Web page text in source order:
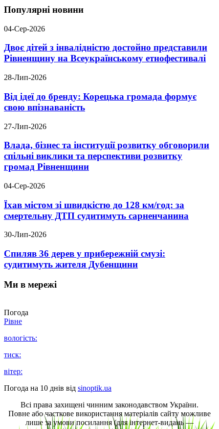
Популярні новини
04-Сер-2026
Двоє дітей з інвалідністю достойно представили
Рівненщину на Всеукраїнському етнофестивалі
28-Лип-2026
Від ідеї до бренду: Корецька громада формує
свою впізнаваність
27-Лип-2026
Влада, бізнес та інституції розвитку обговорили
спільні виклики та перспективи розвитку
громад Рівненщини
04-Сер-2026
Їхав містом зі швидкістю до 128 км/год: за
смертельну ДТП судитимуть сарненчанина
30-Лип-2026
Спиляв 36 дерев у прибережній смузі:
судитимуть жителя Дубенщини
Ми в мережі
Погода
Рівне
вологість:
тиск:
вітер:
Погода на 10 днів від sinoptik.ua
Всі права захищені чинним законодавством України.
Повне або часткове використання матеріалів сайту можливе
лише за умови посилання (для інтернет-видань —